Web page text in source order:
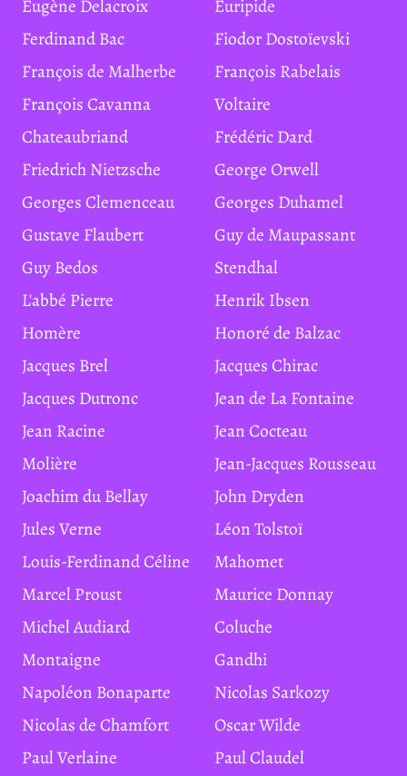
Eugène Delacroix
Euripide
Ferdinand Bac
Fiodor Dostoïevski
François de Malherbe
François Rabelais
François Cavanna
Voltaire
Chateaubriand
Frédéric Dard
Friedrich Nietzsche
George Orwell
Georges Clemenceau
Georges Duhamel
Gustave Flaubert
Guy de Maupassant
Guy Bedos
Stendhal
L'abbé Pierre
Henrik Ibsen
Homère
Honoré de Balzac
Jacques Brel
Jacques Chirac
Jacques Dutronc
Jean de La Fontaine
Jean Racine
Jean Cocteau
Molière
Jean-Jacques Rousseau
Joachim du Bellay
John Dryden
Jules Verne
Léon Tolstoï
Louis-Ferdinand Céline
Mahomet
Marcel Proust
Maurice Donnay
Michel Audiard
Coluche
Montaigne
Gandhi
Napoléon Bonaparte
Nicolas Sarkozy
Nicolas de Chamfort
Oscar Wilde
Paul Verlaine
Paul Claudel